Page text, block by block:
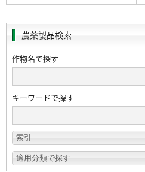
農薬製品検索
作物名で探す
キーワードで探す